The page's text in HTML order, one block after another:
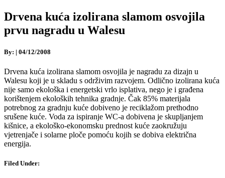
Drvena kuća izolirana slamom osvojila
prvu nagradu u Walesu
By: | 04/12/2008
Drvena kuća izolirana slamom osvojila je nagradu za dizajn u
Walesu koji je u skladu s održivim razvojem. Odlično izolirana kuća
nije samo ekološka i energetski vrlo isplativa, nego je i građena
korištenjem ekoloških tehnika gradnje. Čak 85% materijala
potrebnog za gradnju kuće dobiveno je reciklažom prethodno
srušene kuće. Voda za ispiranje WC-a dobivena je skupljanjem
kišnice, a ekološko-ekonomsku prednost kuće zaokružuju
vjetrenjače i solarne ploče pomoću kojih se dobiva električna
energija.
Filed Under: